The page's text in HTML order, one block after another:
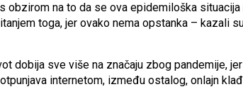
obzirom na to da se ova epidemiloška situacija
toga, jer ovako nema opstanka – kazali
dobija sve više na značaju zbog pandemije,
internetom, između ostalog, onlajn